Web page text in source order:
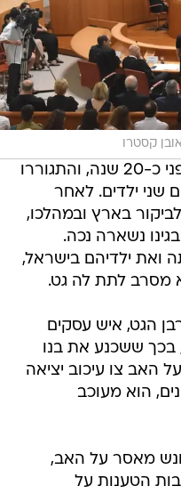
קסטרו
בני הזוג הם חרדים שנישאו לפני כ-20 שנה, והתגוררו
שני ילדים. לאחר
בארץ ובמהלכו,
נשארה נכה.
ואת ילדיהם בישראל,
מסרב לתת לה גט.
הגט, איש עסקים
בכך ששכנע את בנו
האב צו עיכוב יציאה
הוא מעוכב
מאסר על האב,
הטענות על